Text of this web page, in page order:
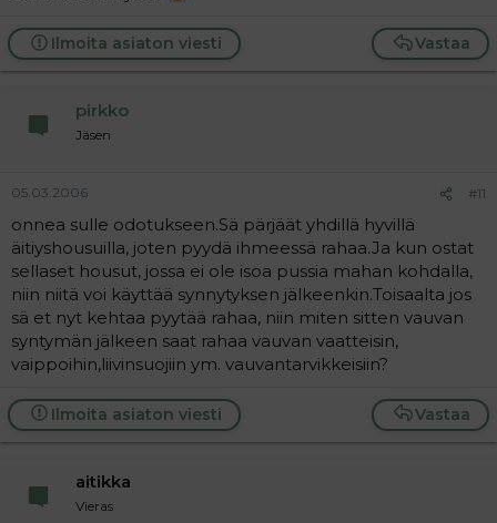
Vastaa
Ilmoita asiaton viesti
pirkko
Jäsen
05.03.2006 #11
onnea sulle odotukseen.Sä pärjäät yhdillä hyvillä
äitiyshousuilla, joten pyydä ihmeessä rahaa.Ja kun ostat
sellaset housut, jossa ei ole isoa pussia mahan kohdalla,
niin niitä voi käyttää synnytyksen jälkeenkin.Toisaalta jos
sä et nyt kehtaa pyytää rahaa, niin miten sitten vauvan
syntymän jälkeen saat rahaa vauvan vaatteisin,
vaippoihin,liivinsuojiin ym. vauvantarvikkeisiin?
Vastaa
Ilmoita asiaton viesti
aitikka
Vieras